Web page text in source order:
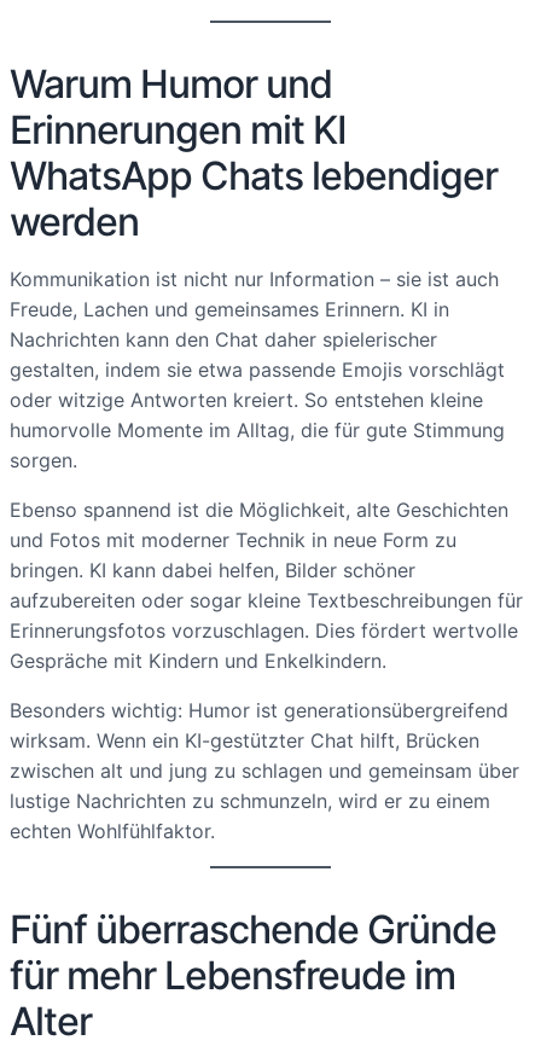
Warum Humor und
Erinnerungen mit KI
WhatsApp Chats lebendiger
werden
Kommunikation ist nicht nur Information – sie ist auch
Freude, Lachen und gemeinsames Erinnern. KI in
Nachrichten kann den Chat daher spielerischer
gestalten, indem sie etwa passende Emojis vorschlägt
oder witzige Antworten kreiert. So entstehen kleine
humorvolle Momente im Alltag, die für gute Stimmung
sorgen.
Ebenso spannend ist die Möglichkeit, alte Geschichten
und Fotos mit moderner Technik in neue Form zu
bringen. KI kann dabei helfen, Bilder schöner
aufzubereiten oder sogar kleine Textbeschreibungen für
Erinnerungsfotos vorzuschlagen. Dies fördert wertvolle
Gespräche mit Kindern und Enkelkindern.
Besonders wichtig: Humor ist generationsübergreifend
wirksam. Wenn ein KI-gestützter Chat hilft, Brücken
zwischen alt und jung zu schlagen und gemeinsam über
lustige Nachrichten zu schmunzeln, wird er zu einem
echten Wohlfühlfaktor.
Fünf überraschende Gründe
für mehr Lebensfreude im
Alter